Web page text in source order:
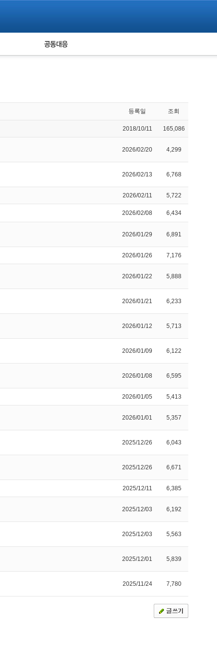
피해자 공동대응
등록일 조회
2018/10/11 165,086
2026/02/20 4,299
2026/02/13 6,768
2026/02/11 5,722
2026/02/08 6,434
2026/01/29 6,891
2026/01/26 7,176
2026/01/22 5,888
2026/01/21 6,233
2026/01/12 5,713
2026/01/09 6,122
2026/01/08 6,595
2026/01/05 5,413
2026/01/01 5,357
2025/12/26 6,043
2025/12/26 6,671
2025/12/11 6,385
2025/12/03 6,192
2025/12/03 5,563
2025/12/01 5,839
2025/11/24 7,780